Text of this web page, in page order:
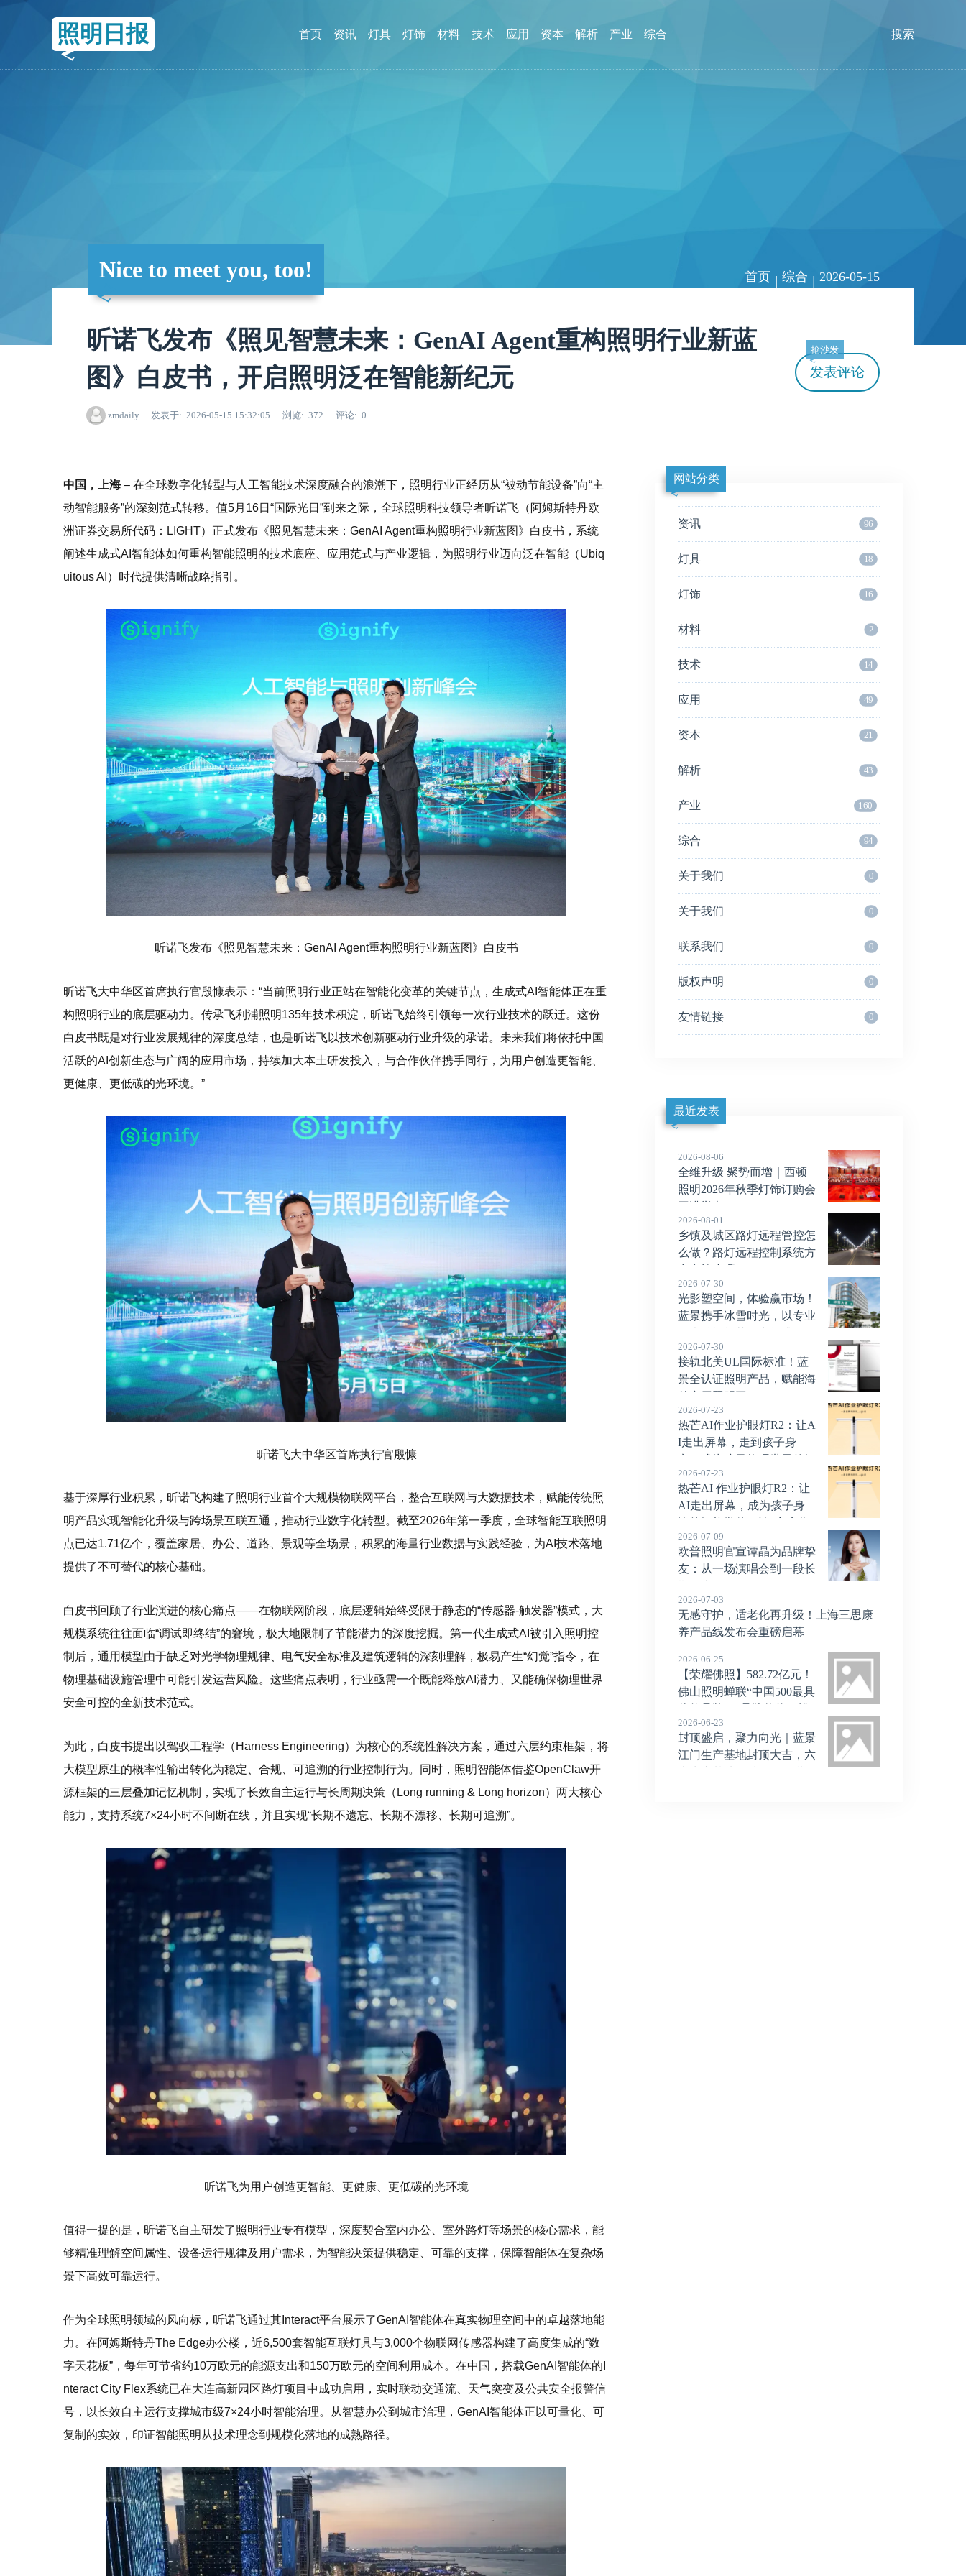
照明日报 首页 资讯 灯具 灯饰 材料 技术 应用 资本 解析 产业 综合 搜索
Nice to meet you, too! 首页 | 综合 | 2026-05-15
昕诺飞发布《照见智慧未来：GenAI Agent重构照明行业新蓝
图》白皮书，开启照明泛在智能新纪元
zmdaily 发表于 2026-05-15 15:32:05 浏览 372 评论 0
抢沙发
发表评论
中国，上海 – 在全球数字化转型与人工智能技术深度融合的浪潮下，照明行业正经历从“被动节能设备”向“主
动智能服务”的深刻范式转移。值5月16日“国际光日”到来之际，全球照明科技领导者昕诺飞（阿姆斯特丹欧
洲证券交易所代码：LIGHT）正式发布《照见智慧未来：GenAI Agent重构照明行业新蓝图》白皮书，系统
阐述生成式AI智能体如何重构智能照明的技术底座、应用范式与产业逻辑，为照明行业迈向泛在智能（Ubiq
uitous AI）时代提供清晰战略指引。
昕诺飞发布《照见智慧未来：GenAI Agent重构照明行业新蓝图》白皮书
昕诺飞大中华区首席执行官殷慷表示：“当前照明行业正站在智能化变革的关键节点，生成式AI智能体正在重
构照明行业的底层驱动力。传承飞利浦照明135年技术积淀，昕诺飞始终引领每一次行业技术的跃迁。这份
白皮书既是对行业发展规律的深度总结，也是昕诺飞以技术创新驱动行业升级的承诺。未来我们将依托中国
活跃的AI创新生态与广阔的应用市场，持续加大本土研发投入，与合作伙伴携手同行，为用户创造更智能、
更健康、更低碳的光环境。”
昕诺飞大中华区首席执行官殷慷
基于深厚行业积累，昕诺飞构建了照明行业首个大规模物联网平台，整合互联网与大数据技术，赋能传统照
明产品实现智能化升级与跨场景互联互通，推动行业数字化转型。截至2026年第一季度，全球智能互联照明
点已达1.71亿个，覆盖家居、办公、道路、景观等全场景，积累的海量行业数据与实践经验，为AI技术落地
提供了不可替代的核心基础。
白皮书回顾了行业演进的核心痛点——在物联网阶段，底层逻辑始终受限于静态的“传感器-触发器”模式，大
规模系统往往面临“调试即终结”的窘境，极大地限制了节能潜力的深度挖掘。第一代生成式AI被引入照明控
制后，通用模型由于缺乏对光学物理规律、电气安全标准及建筑逻辑的深刻理解，极易产生“幻觉”指令，在
物理基础设施管理中可能引发运营风险。这些痛点表明，行业亟需一个既能释放AI潜力、又能确保物理世界
安全可控的全新技术范式。
为此，白皮书提出以驾驭工程学（Harness Engineering）为核心的系统性解决方案，通过六层约束框架，将
大模型原生的概率性输出转化为稳定、合规、可追溯的行业控制行为。同时，照明智能体借鉴OpenClaw开
源框架的三层叠加记忆机制，实现了长效自主运行与长周期决策（Long running & Long horizon）两大核心
能力，支持系统7×24小时不间断在线，并且实现“长期不遗忘、长期不漂移、长期可追溯”。
昕诺飞为用户创造更智能、更健康、更低碳的光环境
值得一提的是，昕诺飞自主研发了照明行业专有模型，深度契合室内办公、室外路灯等场景的核心需求，能
够精准理解空间属性、设备运行规律及用户需求，为智能决策提供稳定、可靠的支撑，保障智能体在复杂场
景下高效可靠运行。
作为全球照明领域的风向标，昕诺飞通过其Interact平台展示了GenAI智能体在真实物理空间中的卓越落地能
力。在阿姆斯特丹The Edge办公楼，近6,500套智能互联灯具与3,000个物联网传感器构建了高度集成的“数
字天花板”，每年可节省约10万欧元的能源支出和150万欧元的空间利用成本。在中国，搭载GenAI智能体的I
nteract City Flex系统已在大连高新园区路灯项目中成功启用，实时联动交通流、天气突变及公共安全报警信
号，以长效自主运行支撑城市级7×24小时智能治理。从智慧办公到城市治理，GenAI智能体正以可量化、可
复制的实效，印证智能照明从技术理念到规模化落地的成熟路径。
网站分类
资讯 96
灯具 18
灯饰 16
材料 2
技术 14
应用 49
资本 21
解析 43
产业 160
综合 94
关于我们 0
关于我们 0
联系我们 0
版权声明 0
友情链接 0
最近发表
2026-08-06
全维升级 聚势而增｜西顿
照明2026年秋季灯饰订购会
2026-08-01
乡镇及城区路灯远程管控怎
么做？路灯远程控制系统方
2026-07-30
光影塑空间，体验赢市场！
蓝景携手冰雪时光，以专业
2026-07-30
接轨北美UL国际标准！蓝
景全认证照明产品，赋能海
2026-07-23
热芒AI作业护眼灯R2：让A
I走出屏幕，走到孩子身
能学伴！
2026-07-23
热芒AI 作业护眼灯R2：让
AI走出屏幕，成为孩子身
业”变简单，让亲子关系不被一道题难
住！
2026-07-09
欧普照明官宣谭晶为品牌挚
友：从一场演唱会到一段长
2026-07-03
无感守护，适老化再升级！上海三思康
养产品线发布会重磅启幕
2026-06-25
【荣耀佛照】582.72亿元！
佛山照明蝉联“中国500最具
名双增长
2026-06-23
封顶盛启，聚力向光｜蓝景
江门生产基地封顶大吉，六